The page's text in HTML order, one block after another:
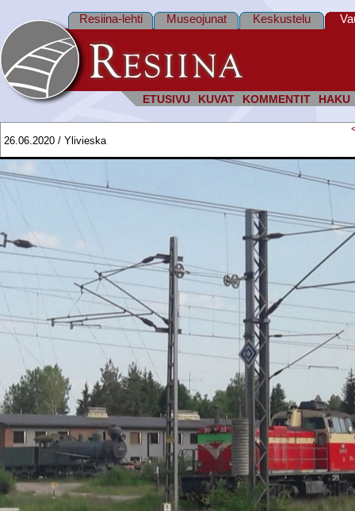
ETUSIVU KUVAT KOMMENTIT HAKU
Resiina-lehti Museojunat Keskustelu
26.06.2020 / Ylivieska